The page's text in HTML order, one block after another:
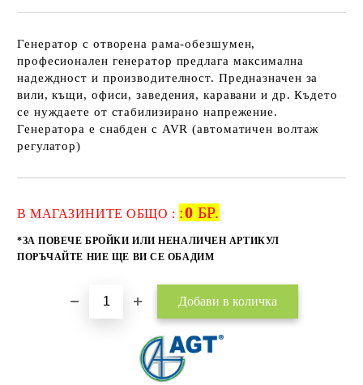
Генератор с отворена рама-обезшумен,
професионален генератор предлага максимална
надеждност и производителност. Предназначен за
вили, къщи, офиси, заведения, каравани и др. Където
се нуждаете от стабилизирано напрежение.
Генератора е снабден с AVR (автоматичен волтаж
регулатор)
В МАГАЗИНИТЕ ОБЩО : :0 БР.
*ЗА ПОВЕЧЕ БРОЙКИ ИЛИ НЕНАЛИЧЕН АРТИКУЛ
ПОРЪЧАЙТЕ НИЕ ЩЕ ВИ СЕ ОБАДИМ